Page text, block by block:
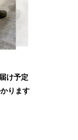
け予定
ります